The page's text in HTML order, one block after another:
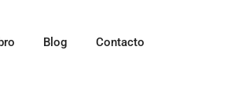
Blog Contacto